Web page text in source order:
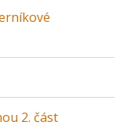
2. část